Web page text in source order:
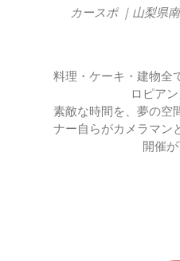
カースポ ｜山梨県
料理・ケーキ・建物全
ロピアン
素敵な時間を、夢の空
ナー自らがカメラマン
開催が